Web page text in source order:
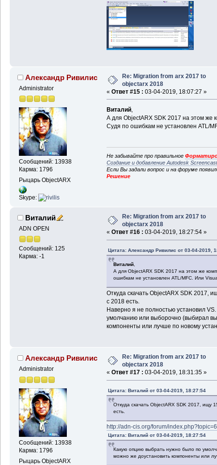
Александр Ривилис
Administrator
Сообщений: 13938
Карма: 1796
Рыцарь ObjectARX
Skype:
Re: Migration from arx 2017 to
objectarx 2018
« Ответ #15 : 03-04-2019, 18:07:27 »
Виталий,
А для ObjectARX SDK 2017 на этом же
Судя по ошибкам не установлен ATL/
Не забывайте про правильное
Создание и добавление Autodesk
Если Вы задали вопрос и на форуме
Решение
Виталий
ADN OPEN
Сообщений: 125
Карма: -1
Re: Migration from arx 2017 to
objectarx 2018
« Ответ #16 : 03-04-2019, 18:27:54 »
Цитата: Александр Ривилис от 03-04-2019,
Виталий,
А для ObjectARX SDK 2017 на этом же
ошибкам не установлен ATL/MFC. Или
Откуда скачать ObjectARX SDK 2017,
с 2018 есть.
Наверно я не полностью установил
умолчанию или выборочно (выбирал
компоненты или лучше по новому
Александр Ривилис
Administrator
Сообщений: 13938
Карма: 1796
Рыцарь ObjectARX
Re: Migration from arx 2017 to
objectarx 2018
« Ответ #17 : 03-04-2019, 18:31:35 »
Цитата: Виталий от 03-04-2019, 18:27:54
Откуда скачать ObjectARX SDK 2017, ищу
есть.
http://adn-cis.org/forum/
Цитата: Виталий от 03-04-2019, 18:27:54
Какую опцию выбрать нужно было по
можно же доустановить компоненты или